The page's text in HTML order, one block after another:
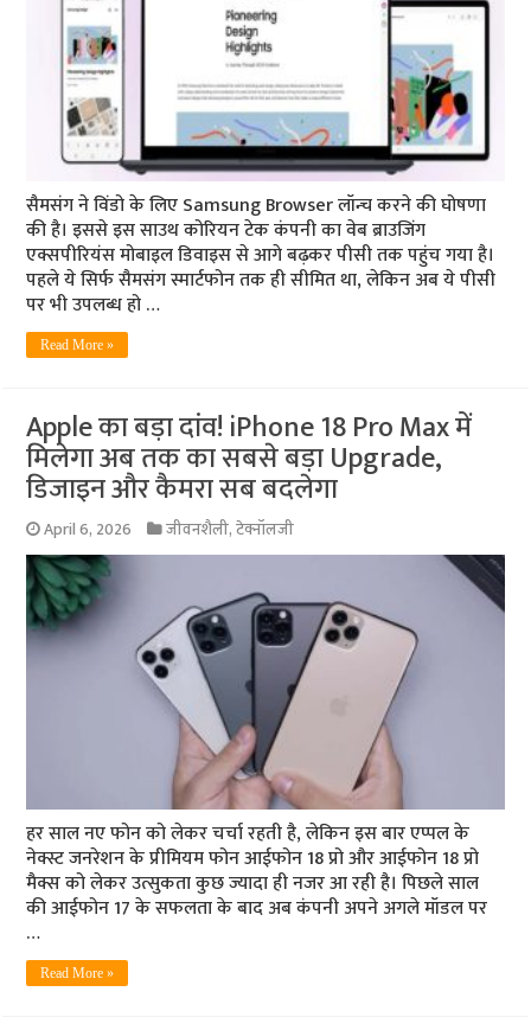
सैमसंग ने विंडो के लिए Samsung Browser लॉन्च करने की घोषणा
की है। इससे इस साउथ कोरियन टेक कंपनी का वेब ब्राउजिंग
एक्सपीरियंस मोबाइल डिवाइस से आगे बढ़कर पीसी तक पहुंच गया है।
पहले ये सिर्फ सैमसंग स्मार्टफोन तक ही सीमित था, लेकिन अब ये पीसी
पर भी उपलब्ध हो …
Read More »
Apple का बड़ा दांव! iPhone 18 Pro Max में
मिलेगा अब तक का सबसे बड़ा Upgrade,
डिजाइन और कैमरा सब बदलेगा
April 6, 2026 जीवनशैली,टेक्नॉलजी
हर साल नए फोन को लेकर चर्चा रहती है, लेकिन इस बार एप्पल के
नेक्स्ट जनरेशन के प्रीमियम फोन आईफोन 18 प्रो और आईफोन 18 प्रो
मैक्स को लेकर उत्सुकता कुछ ज्यादा ही नजर आ रही है। पिछले साल
की आईफोन 17 के सफलता के बाद अब कंपनी अपने अगले मॉडल पर
…
Read More »